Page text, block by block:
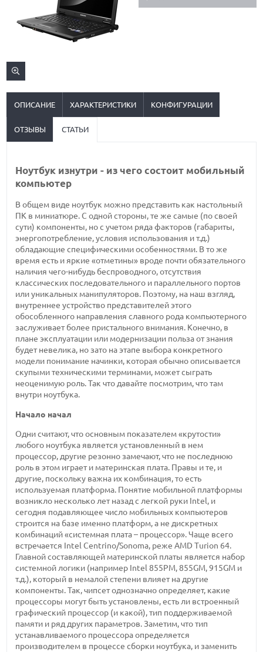
ОПИСАНИЕ ХАРАКТЕРИСТИКИ КОНФИГУРАЦИИ
ОТЗЫВЫ СТАТЬИ
Ноутбук изнутри - из чего состоит мобильный
компьютер
В общем виде ноутбук можно представить как настольный
ПК в миниатюре. С одной стороны, те же самые (по своей
сути) компоненты, но с учетом ряда факторов (габариты,
энергопотребление, условия использования и т.д.)
обладающие специфическими особенностями. В то же
время есть и яркие «отметины» вроде почти обязательного
наличия чего-нибудь беспроводного, отсутствия
классических последовательного и параллельного портов
или уникальных манипуляторов. Поэтому, на наш взгляд,
внутреннее устройство представителей этого
обособленного направления славного рода компьютерного
заслуживает более пристального внимания. Конечно, в
плане эксплуатации или модернизации польза от знания
будет невелика, но зато на этапе выбора конкретного
модели понимание начинки, которая обычно описывается
скупыми техническими терминами, может сыграть
неоценимую роль. Так что давайте посмотрим, что там
внутри ноутбука.
Начало начал
Одни считают, что основным показателем «крутости»
любого ноутбука является установленный в нем
процессор, другие резонно замечают, что не последнюю
роль в этом играет и материнская плата. Правы и те, и
другие, поскольку важна их комбинация, то есть
используемая платформа. Понятие мобильной платформы
возникло несколько лет назад с легкой руки Intel, и
сегодня подавляющее число мобильных компьютеров
строится на базе именно платформ, а не дискретных
комбинаций «системная плата – процессор». Чаще всего
встречается Intel Centrino/Sonoma, реже AMD Turion 64.
Главной составляющей материнской платы является набор
системной логики (например Intel 855PM, 855GM, 915GM и
т.д.), который в немалой степени влияет на другие
компоненты. Так, чипсет однозначно определяет, какие
процессоры могут быть установлены, есть ли встроенный
графический процессор (и какой), тип поддерживаемой
памяти и ряд других параметров. Заметим, что тип
устанавливаемого процессора определяется
производителем в процессе сборки ноутбука, и заменить